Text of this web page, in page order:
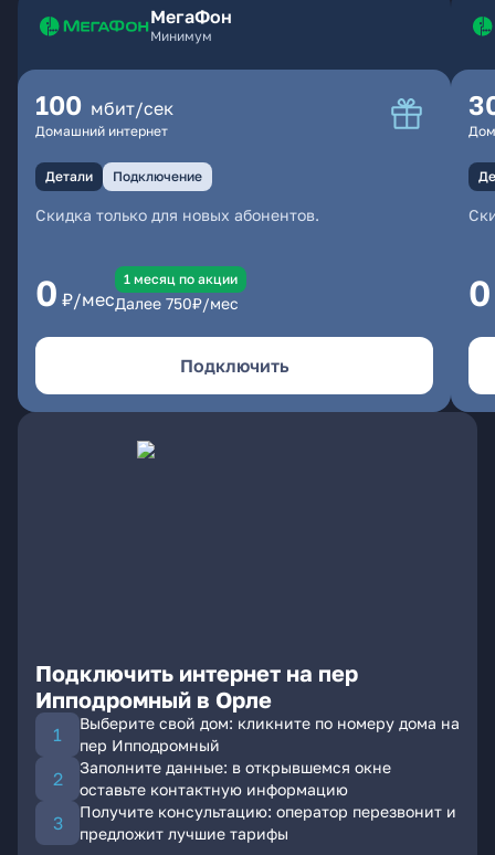
МегаФон
Минимум
100 мбит/сек
Домашний интернет
Детали Подключение
Скидка только для новых абонентов.
0 ₽/мес
1 месяц по акции
Далее 750₽/мес
Подключить
0
Подключить интернет на пер
Ипподромный в Орле
Выберите свой дом: кликните по номеру дома на
пер Ипподромный
Заполните данные: в открывшемся окне
оставьте контактную информацию
Получите консультацию: оператор перезвонит и
предложит лучшие тарифы